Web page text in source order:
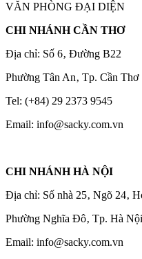
VĂN PHÒNG ĐẠI DIỆN
CHI NHÁNH CẦN THƠ
Địa chỉ: Số 6‚ Đường B22
Phường Tân An‚ Tp. Cần Thơ
Tel: (+84) 29 2373 9545
Email: info@sacky.com.vn
CHI NHÁNH HÀ NỘI
Địa chỉ: Số nhà 25‚ Ngõ 24‚
Phường Nghĩa Đô‚ Tp. Hà Nội
Email: info@sacky.com.vn